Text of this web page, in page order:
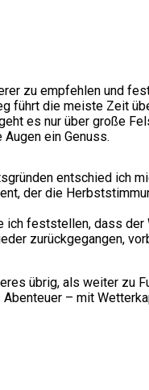
zu empfehlen und
führt die meiste Zeit
es nur über große
ein Genuss.
entschied ich
der die
ich feststellen, dass der
zurückgegangen,
übrig, als weiter zu
– mit